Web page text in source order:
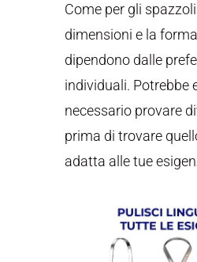
Come per gli
dimensioni e la
dipendono dalle
individuali. Potrebbe
necessario provare
prima di trovare
adatta alle tue